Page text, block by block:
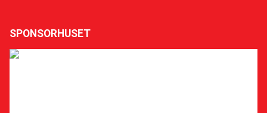
SPONSORHUSET